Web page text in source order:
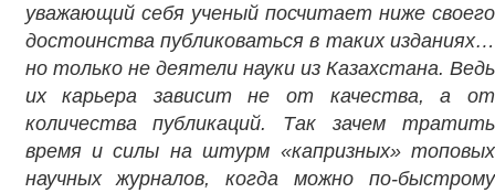
уважающий себя ученый посчитает ниже своего
достоинства публиковаться в таких изданиях…
но только не деятели науки из Казахстана. Ведь
их карьера зависит не от качества, а от
количества публикаций. Так зачем тратить
время и силы на штурм «капризных» топовых
научных журналов, когда можно по-быстрому